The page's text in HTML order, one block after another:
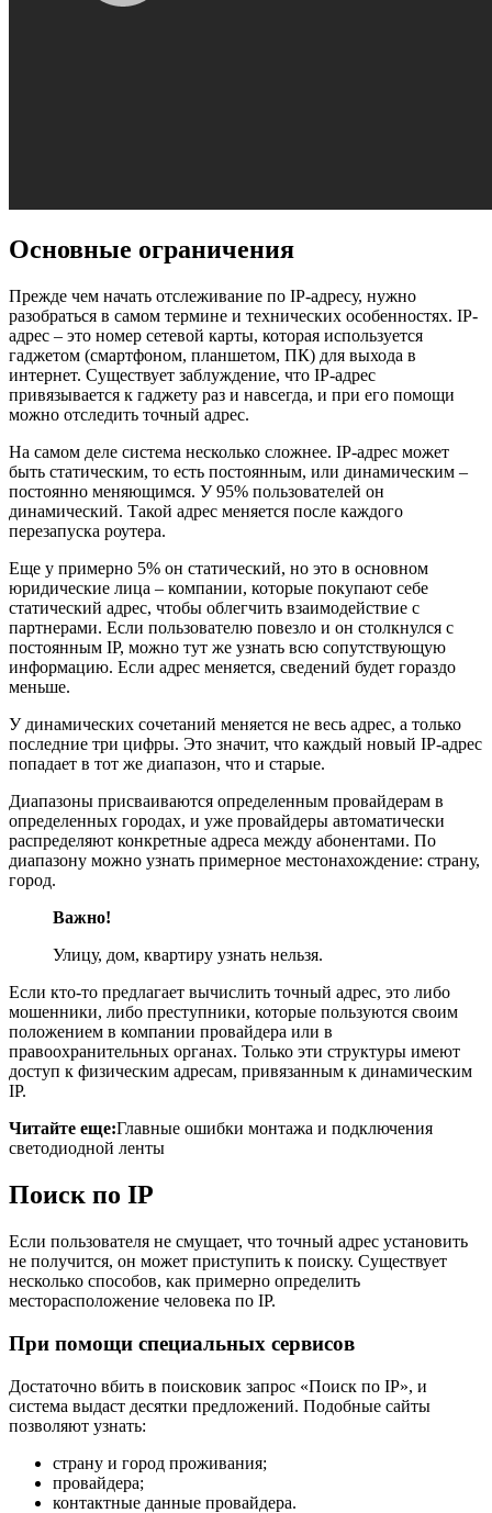
Основные ограничения
Прежде чем начать отслеживание по IP-адресу, нужно
разобраться в самом термине и технических особенностях. IP-
адрес – это номер сетевой карты, которая используется
гаджетом (смартфоном, планшетом, ПК) для выхода в
интернет. Существует заблуждение, что IP-адрес
привязывается к гаджету раз и навсегда, и при его помощи
можно отследить точный адрес.
На самом деле система несколько сложнее. IP-адрес может
быть статическим, то есть постоянным, или динамическим –
постоянно меняющимся. У 95% пользователей он
динамический. Такой адрес меняется после каждого
перезапуска роутера.
Еще у примерно 5% он статический, но это в основном
юридические лица – компании, которые покупают себе
статический адрес, чтобы облегчить взаимодействие с
партнерами. Если пользователю повезло и он столкнулся с
постоянным IP, можно тут же узнать всю сопутствующую
информацию. Если адрес меняется, сведений будет гораздо
меньше.
У динамических сочетаний меняется не весь адрес, а только
последние три цифры. Это значит, что каждый новый IP-адрес
попадает в тот же диапазон, что и старые.
Диапазоны присваиваются определенным провайдерам в
определенных городах, и уже провайдеры автоматически
распределяют конкретные адреса между абонентами. По
диапазону можно узнать примерное местонахождение: страну,
город.
Важно!
Улицу, дом, квартиру узнать нельзя.
Если кто-то предлагает вычислить точный адрес, это либо
мошенники, либо преступники, которые пользуются своим
положением в компании провайдера или в
правоохранительных органах. Только эти структуры имеют
доступ к физическим адресам, привязанным к динамическим
IP.
Читайте еще:Главные ошибки монтажа и подключения
светодиодной ленты
Поиск по IP
Если пользователя не смущает, что точный адрес установить
не получится, он может приступить к поиску. Существует
несколько способов, как примерно определить
месторасположение человека по IP.
При помощи специальных сервисов
Достаточно вбить в поисковик запрос «Поиск по IP», и
система выдаст десятки предложений. Подобные сайты
позволяют узнать:
страну и город проживания;
провайдера;
контактные данные провайдера.